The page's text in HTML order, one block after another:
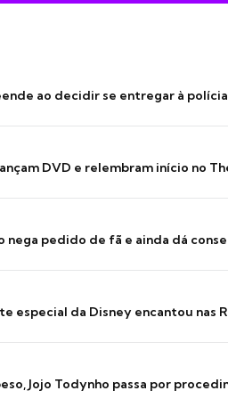
ao decidir se entregar à polícia
DVD e relembram início no
nega pedido de fã e ainda dá
especial da Disney encantou nas
Jojo Todynho passa por